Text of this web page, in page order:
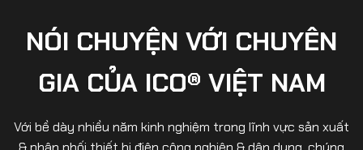
NÓI CHUYỆN VỚI CHUYÊN
GIA CỦA ICO® VIỆT NAM
Với bề dày nhiều năm kinh nghiệm trong lĩnh vực sản xuất